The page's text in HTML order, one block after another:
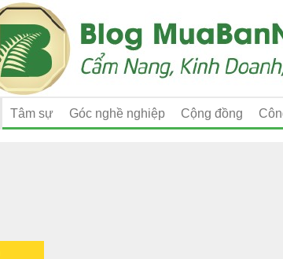
Tâm sự Góc nghề nghiệp Cộng đồng